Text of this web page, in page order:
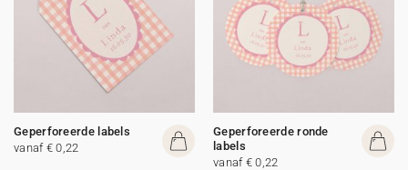
Geperforeerde labels
vanaf € 0,22
Geperforeerde ronde
labels
vanaf € 0,22